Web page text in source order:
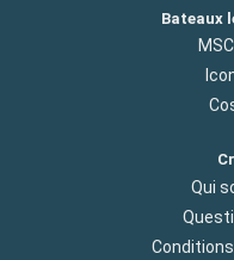
Bateaux
Qui